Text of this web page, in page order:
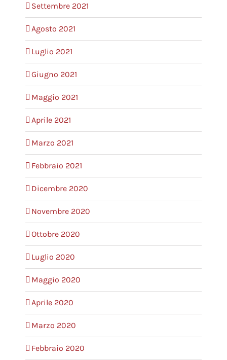
Settembre 2021
Agosto 2021
Luglio 2021
Giugno 2021
Maggio 2021
Aprile 2021
Marzo 2021
Febbraio 2021
Dicembre 2020
Novembre 2020
Ottobre 2020
Luglio 2020
Maggio 2020
Aprile 2020
Marzo 2020
Febbraio 2020